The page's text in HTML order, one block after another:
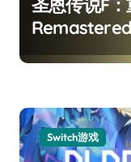
圣恩传说F
Remastered
Switch游戏